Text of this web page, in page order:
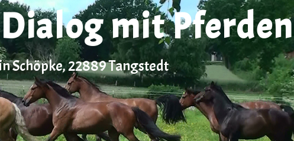
mit Pferden
Schöpke, 22889 Tangstedt